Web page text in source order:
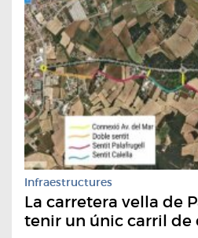
Infraestructures
La carretera vella de
tenir un únic carril de